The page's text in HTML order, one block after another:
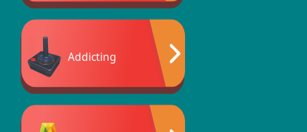
Addicting